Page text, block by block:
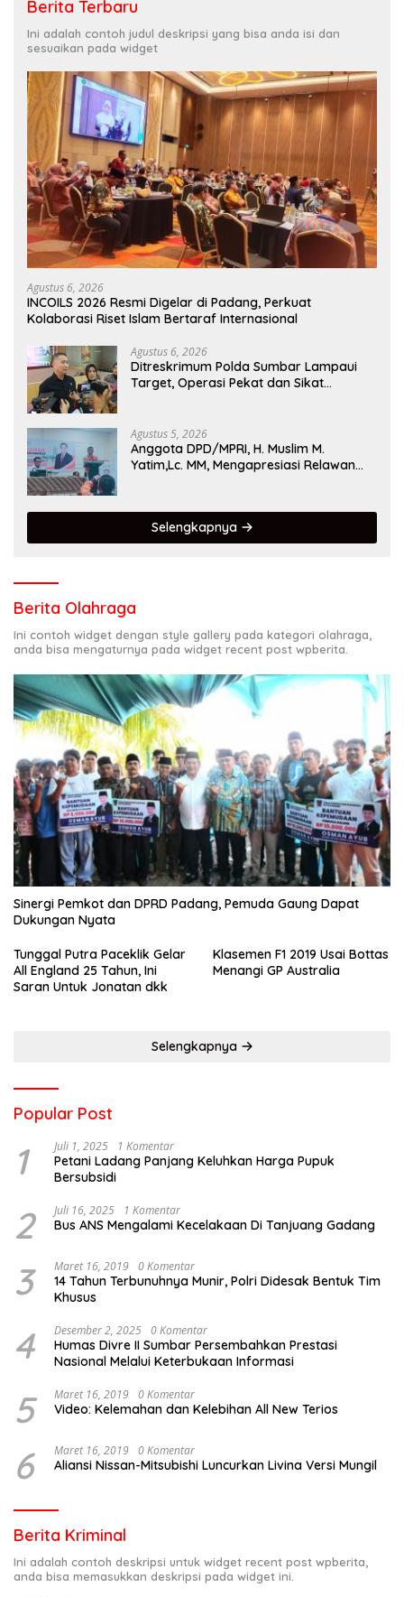
Berita Terbaru
Ini adalah contoh judul deskripsi yang bisa anda isi dan
sesuaikan pada widget
Agustus 6, 2026
INCOILS 2026 Resmi Digelar di Padang, Perkuat
Kolaborasi Riset Islam Bertaraf Internasional
Agustus 6, 2026
Ditreskrimum Polda Sumbar Lampaui
Target, Operasi Pekat dan Sikat
Agustus 5, 2026
Anggota DPD/MPRI, H. Muslim M.
Yatim,Lc. MM, Mengapresiasi Relawan
Selengkapnya
Berita Olahraga
Ini contoh widget dengan style gallery pada kategori olahraga,
anda bisa mengaturnya pada widget recent post wpberita.
Sinergi Pemkot dan DPRD Padang, Pemuda Gaung Dapat
Dukungan Nyata
Tunggal Putra Paceklik Gelar
All England 25 Tahun, Ini
Saran Untuk Jonatan dkk
Klasemen F1 2019 Usai Bottas
Menangi GP Australia
Selengkapnya
Popular Post
1 Juli 1, 2025 1 Komentar
Petani Ladang Panjang Keluhkan Harga Pupuk
Bersubsidi
2 Juli 16, 2025 1 Komentar
Bus ANS Mengalami Kecelakaan Di Tanjuang Gadang
3 Maret 16, 2019 0 Komentar
14 Tahun Terbunuhnya Munir, Polri Didesak Bentuk Tim
Khusus
4 Desember 2, 2025 0 Komentar
Humas Divre II Sumbar Persembahkan Prestasi
Nasional Melalui Keterbukaan Informasi
5 Maret 16, 2019 0 Komentar
Video: Kelemahan dan Kelebihan All New Terios
6 Maret 16, 2019 0 Komentar
Aliansi Nissan-Mitsubishi Luncurkan Livina Versi Mungil
Berita Kriminal
Ini adalah contoh deskripsi untuk widget recent post wpberita,
anda bisa memasukkan deskripsi pada widget ini.